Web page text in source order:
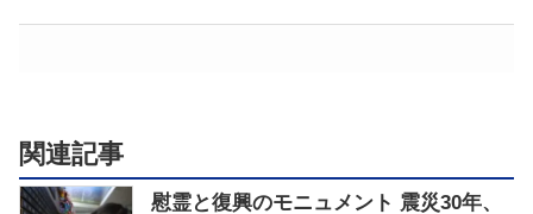
関連記事
慰霊と復興のモニュメント 震災30年、